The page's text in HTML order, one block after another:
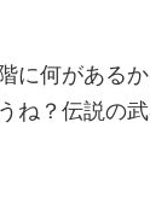
に何があるか
ね？伝説の